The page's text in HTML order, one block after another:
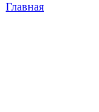
Главная